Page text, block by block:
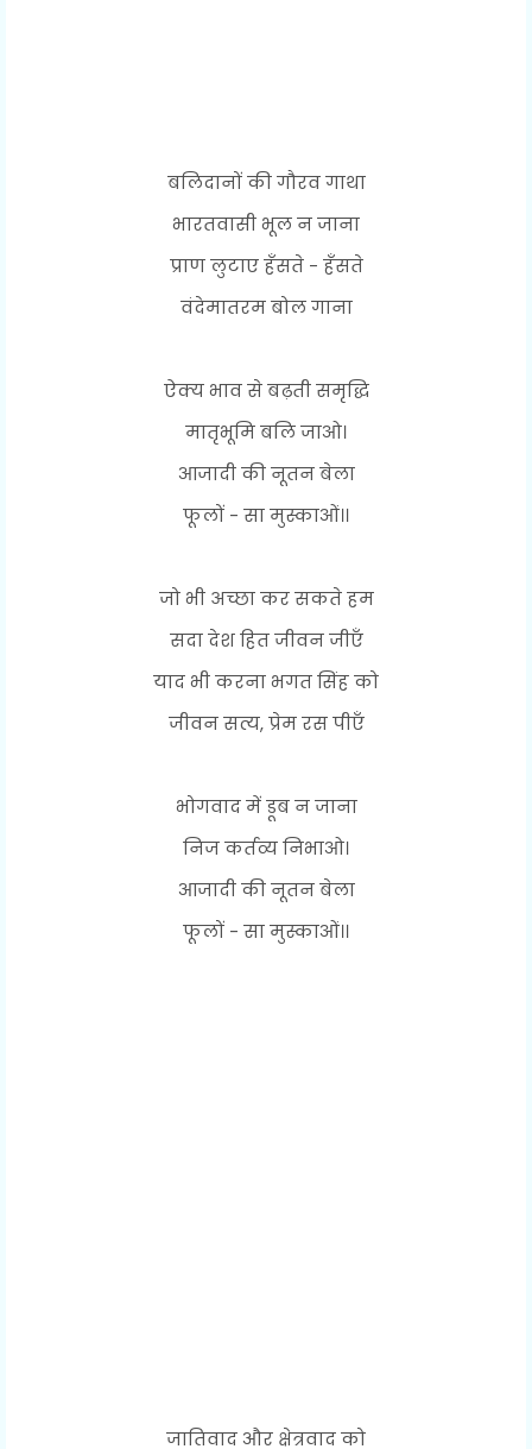
बलिदानों की गौरव गाथा
भारतवासी भूल न जाना
प्राण लुटाए हँसते - हँसते
वंदेमातरम बोल गाना
ऐक्य भाव से बढ़ती समृद्धि
मातृभूमि बलि जाओ।
आजादी की नूतन बेला
फूलों - सा मुस्काओं।।
जो भी अच्छा कर सकते हम
सदा देश हित जीवन जीएँ
याद भी करना भगत सिंह को
जीवन सत्य, प्रेम रस पीएँ
भोगवाद में डूब न जाना
निज कर्तव्य निभाओ।
आजादी की नूतन बेला
फूलों - सा मुस्काओं।।
जातिवाद और क्षेत्रवाद को